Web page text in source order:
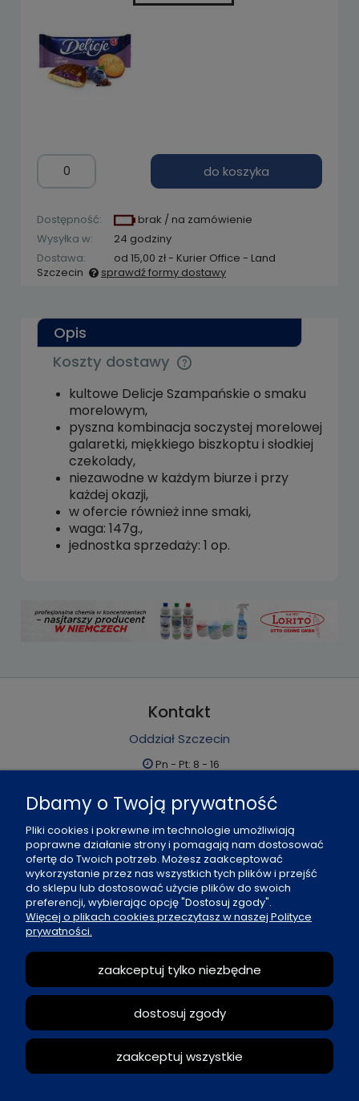
do koszyka
Dostępność:
brak / na zamówienie
Wysyłka w:
24 godziny
Dostawa:
od 15,00 zł- Kurier Office - Land
Szczecin
sprawdź formy dostawy
Opis
Koszty dostawy
Cena nie zawiera ewentualnych kosztów
płatności
kultowe Delicje Szampańskie o smaku
morelowym,
pyszna kombinacja soczystej morelowej
galaretki, miękkiego biszkoptu i słodkiej
czekolady,
niezawodne w każdym biurze i przy
każdej okazji,
w ofercie również inne smaki,
waga: 147g.,
jednostka sprzedaży: 1 op.
Kontakt
Oddział Szczecin
Pn - Pt: 8 - 16
91 484 07 06
biuro@office-land.pl
Fax: 91 484 49 27
O nas
Zasady sprzedaży
Reklamacje i zwroty
Moje konto
Dbamy o Twoją prywatność
Pliki cookies i pokrewne im technologie umożliwiają
poprawne działanie strony i pomagają nam dostosować
ofertę do Twoich potrzeb. Możesz zaakceptować
wykorzystanie przez nas wszystkich tych plików i przejść
do sklepu lub dostosować użycie plików do swoich
preferencji, wybierając opcję "Dostosuj zgody".
Więcej o plikach cookies przeczytasz w naszej Polityce
prywatności.
zaakceptuj tylko niezbędne
dostosuj zgody
zaakceptuj wszystkie